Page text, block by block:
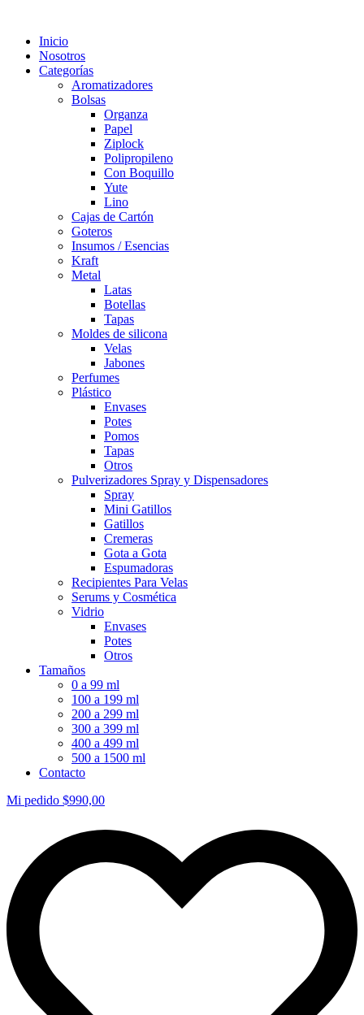
Inicio
Nosotros
Categorías
Aromatizadores
Bolsas
Organza
Papel
Ziplock
Polipropileno
Con Boquillo
Yute
Lino
Cajas de Cartón
Goteros
Insumos / Esencias
Kraft
Metal
Latas
Botellas
Tapas
Moldes de silicona
Velas
Jabones
Perfumes
Plástico
Envases
Potes
Pomos
Tapas
Otros
Pulverizadores Spray y Dispensadores
Spray
Mini Gatillos
Gatillos
Cremeras
Gota a Gota
Espumadoras
Recipientes Para Velas
Serums y Cosmética
Vidrio
Envases
Potes
Otros
Tamaños
0 a 99 ml
100 a 199 ml
200 a 299 ml
300 a 399 ml
400 a 499 ml
500 a 1500 ml
Contacto
Mi pedido $990,00